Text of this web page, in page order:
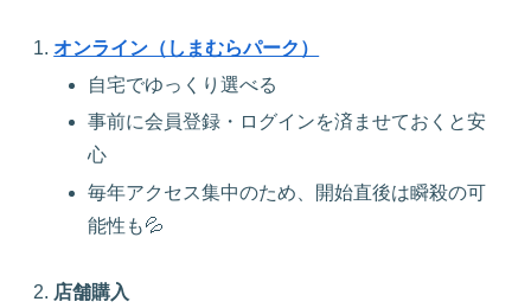
オンライン（しまむらパーク）
自宅でゆっくり選べる
事前に会員登録・ログインを済ませておくと安
心
毎年アクセス集中のため、開始直後は瞬殺の可
能性も💦
店舗購入